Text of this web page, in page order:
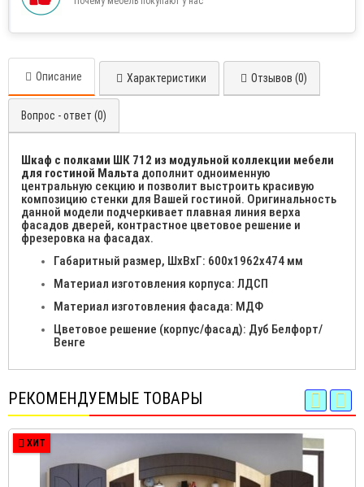
Описание Характеристики Отзывов (0)
Вопрос - ответ (0)
Шкаф с полками ШК 712 из модульной коллекции мебели
для гостиной Мальта дополнит одноименную
центральную секцию и позволит выстроить красивую
композицию стенки для Вашей гостиной. Оригинальность
данной модели подчеркивает плавная линия верха
фасадов дверей, контрастное цветовое решение и
фрезеровка на фасадах.
Габаритный размер, ШхВхГ: 600х1962х474 мм
Материал изготовления корпуса: ЛДСП
Материал изготовления фасада: МДФ
Цветовое решение (корпус/фасад): Дуб Белфорт/
Венге
РЕКОМЕНДУЕМЫЕ ТОВАРЫ
ХИТ